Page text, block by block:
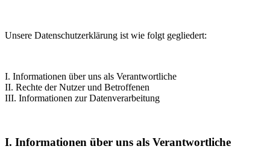
Unsere Datenschutzerklärung ist wie folgt gegliedert:
I. Informationen über uns als Verantwortliche
II. Rechte der Nutzer und Betroffenen
III. Informationen zur Datenverarbeitung
I. Informationen über uns als Verantwortliche